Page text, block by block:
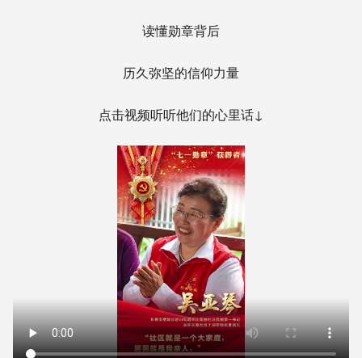
读懂勋章背后
历久弥坚的信仰力量
点击视频听听他们的心里话↓